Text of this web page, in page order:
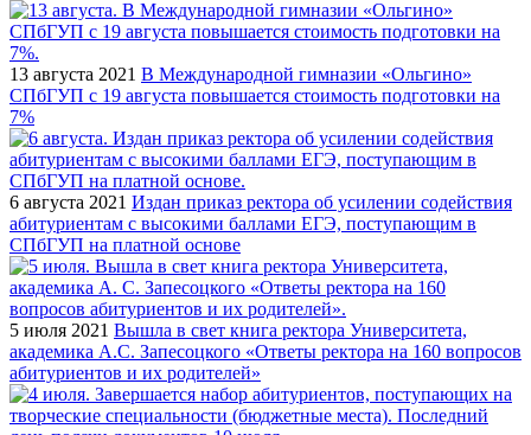
13 августа 2021 В Международной гимназии «Ольгино»
СПбГУП с 19 августа повышается стоимость подготовки на
7%
6 августа 2021 Издан приказ ректора об усилении содействия
абитуриентам с высокими баллами ЕГЭ, поступающим в
СПбГУП на платной основе
5 июля 2021 Вышла в свет книга ректора Университета,
академика А.С. Запесоцкого «Ответы ректора на 160 вопросов
абитуриентов и их родителей»